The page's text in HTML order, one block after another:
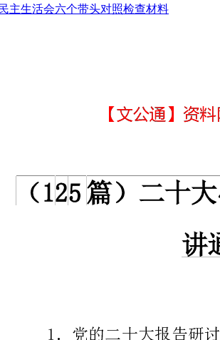
民主生活会六个带头对照检查材料